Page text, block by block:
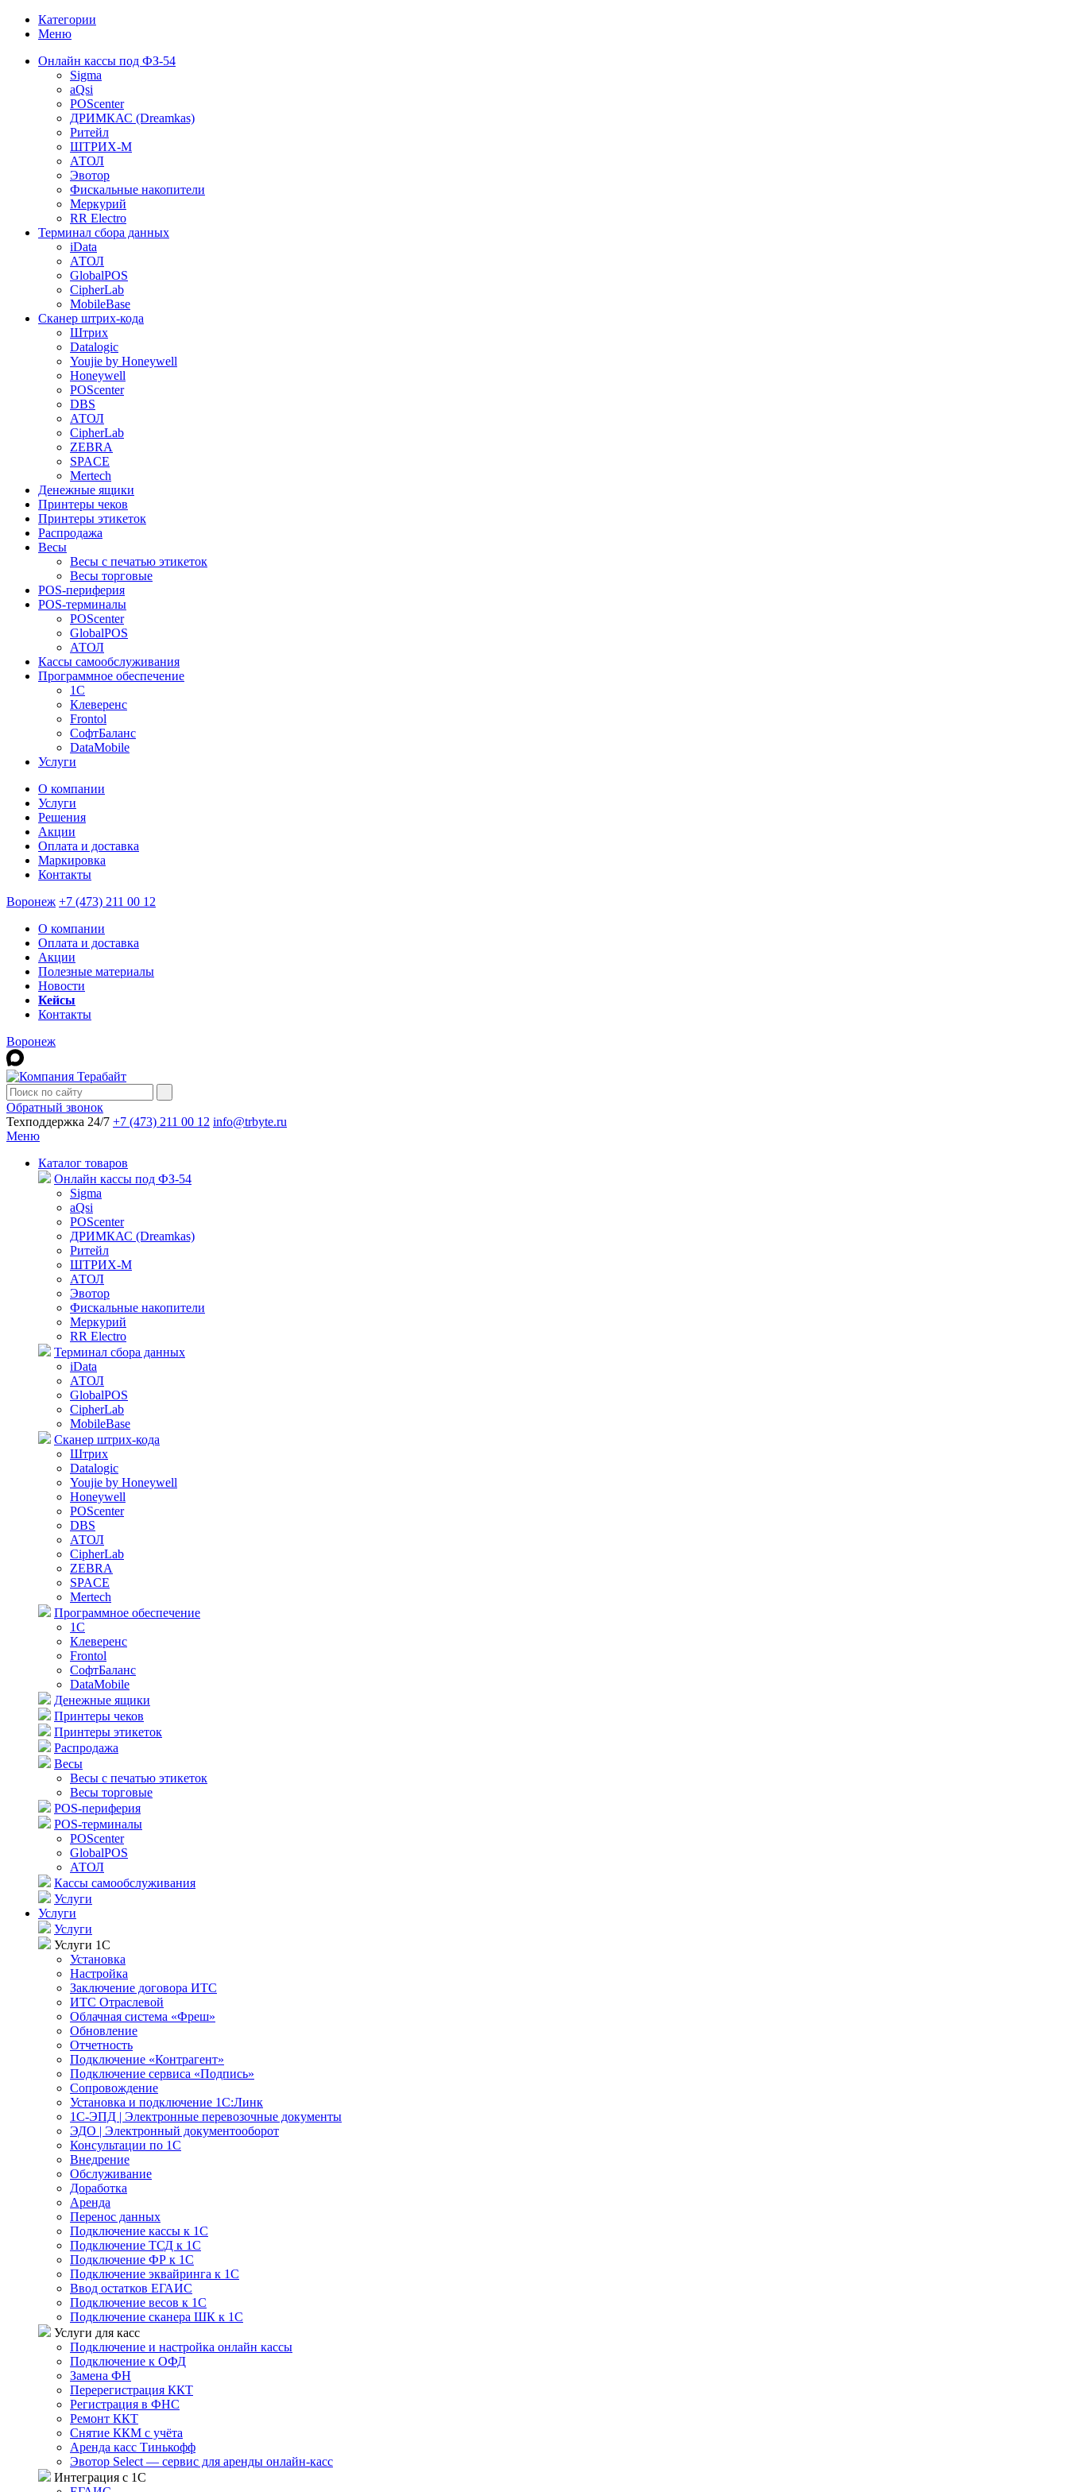
Категории
Меню
Онлайн кассы под ФЗ-54
Sigma
aQsi
POScenter
ДРИМКАС (Dreamkas)
Ритейл
ШТРИХ-М
АТОЛ
Эвотор
Фискальные накопители
Меркурий
RR Electro
Терминал сбора данных
iData
АТОЛ
GlobalPOS
CipherLab
MobileBase
Сканер штрих-кода
Штрих
Datalogic
Youjie by Honeywell
Honeywell
POScenter
DBS
АТОЛ
CipherLab
ZEBRA
SPACE
Mertech
Денежные ящики
Принтеры чеков
Принтеры этикеток
Распродажа
Весы
Весы с печатью этикеток
Весы торговые
POS-периферия
POS-терминалы
POScenter
GlobalPOS
АТОЛ
Кассы самообслуживания
Программное обеспечение
1С
Клеверенс
Frontol
СофтБаланс
DataMobile
Услуги
О компании
Услуги
Решения
Акции
Оплата и доставка
Маркировка
Контакты
Воронеж +7 (473) 211 00 12
О компании
Оплата и доставка
Акции
Полезные материалы
Новости
Кейсы
Контакты
Воронеж
Обратный звонок
Техподдержка 24/7 +7 (473) 211 00 12 info@trbyte.ru
Меню
Каталог товаров
Онлайн кассы под ФЗ-54
Sigma
aQsi
POScenter
ДРИМКАС (Dreamkas)
Ритейл
ШТРИХ-М
АТОЛ
Эвотор
Фискальные накопители
Меркурий
RR Electro
Терминал сбора данных
iData
АТОЛ
GlobalPOS
CipherLab
MobileBase
Сканер штрих-кода
Штрих
Datalogic
Youjie by Honeywell
Honeywell
POScenter
DBS
АТОЛ
CipherLab
ZEBRA
SPACE
Mertech
Программное обеспечение
1С
Клеверенс
Frontol
СофтБаланс
DataMobile
Денежные ящики
Принтеры чеков
Принтеры этикеток
Распродажа
Весы
Весы с печатью этикеток
Весы торговые
POS-периферия
POS-терминалы
POScenter
GlobalPOS
АТОЛ
Кассы самообслуживания
Услуги
Услуги
Услуги
Услуги 1С
Установка
Настройка
Заключение договора ИТС
ИТС Отраслевой
Облачная система «Фреш»
Обновление
Отчетность
Подключение «Контрагент»
Подключение сервиса «Подпись»
Сопровождение
Установка и подключение 1С:Линк
1С-ЭПД | Электронные перевозочные документы
ЭДО | Электронный документооборот
Консультации по 1С
Внедрение
Обслуживание
Доработка
Аренда
Перенос данных
Подключение кассы к 1С
Подключение ТСД к 1С
Подключение ФР к 1С
Подключение эквайринга к 1С
Ввод остатков ЕГАИС
Подключение весов к 1С
Подключение сканера ШК к 1С
Услуги для касс
Подключение и настройка онлайн кассы
Подключение к ОФД
Замена ФН
Перерегистрация ККТ
Регистрация в ФНС
Ремонт ККТ
Снятие ККМ с учёта
Аренда касс Тинькофф
Эвотор Select — сервис для аренды онлайн-касс
Интеграция с 1С